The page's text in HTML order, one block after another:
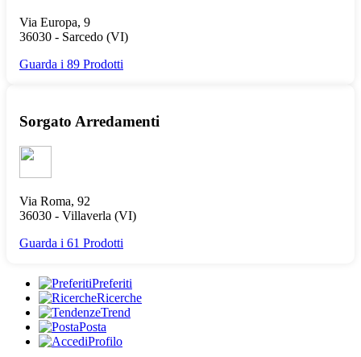
Via Europa, 9
36030 - Sarcedo (VI)
Guarda i 89 Prodotti
Sorgato Arredamenti
Via Roma, 92
36030 - Villaverla (VI)
Guarda i 61 Prodotti
Preferiti
Ricerche
Trend
Posta
Profilo